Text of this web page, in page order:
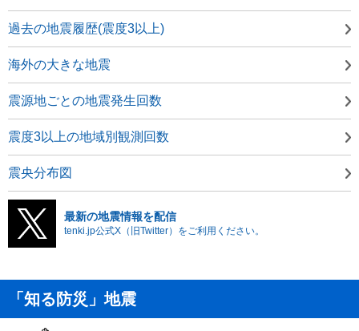
過去の地震履歴(震度3以上)
海外の大きな地震
震源地ごとの地震発生回数
震度3以上の地域別観測回数
震央分布図
最新の地震情報を配信
tenki.jp公式X（旧Twitter）をご利用ください。
「知る防災」地震